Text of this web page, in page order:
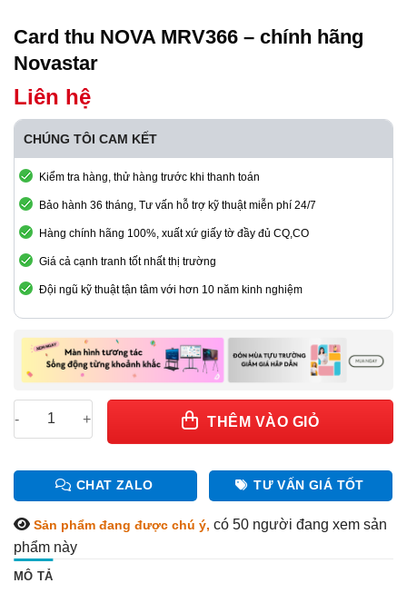
Card thu NOVA MRV366 – chính hãng
Novastar
Liên hệ
CHÚNG TÔI CAM KẾT
Kiểm tra hàng, thử hàng trước khi thanh toán
Bảo hành 36 tháng, Tư vấn hỗ trợ kỹ thuật miễn phí 24/7
Hàng chính hãng 100%, xuất xứ giấy tờ đầy đủ CQ,CO
Giá cả cạnh tranh tốt nhất thị trường
Đội ngũ kỹ thuật tận tâm với hơn 10 năm kinh nghiệm
Card thu NOVA MRV366 - chính hãng Novastar số lượng
THÊM VÀO GIỎ
CHAT ZALO TƯ VẤN GIÁ TỐT
Sản phẩm đang được chú ý, có 50 người đang xem sản
phẩm này
MÔ TẢ